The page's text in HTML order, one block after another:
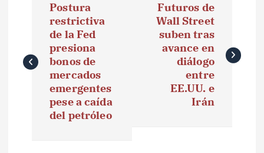
e
Postura
restrictiva
de la Fed
presiona
bonos de
mercados
emergentes
pese a caída
del petróleo
Futuros de
Wall Street
suben tras
avance en
diálogo
entre
EE.UU. e
Irán